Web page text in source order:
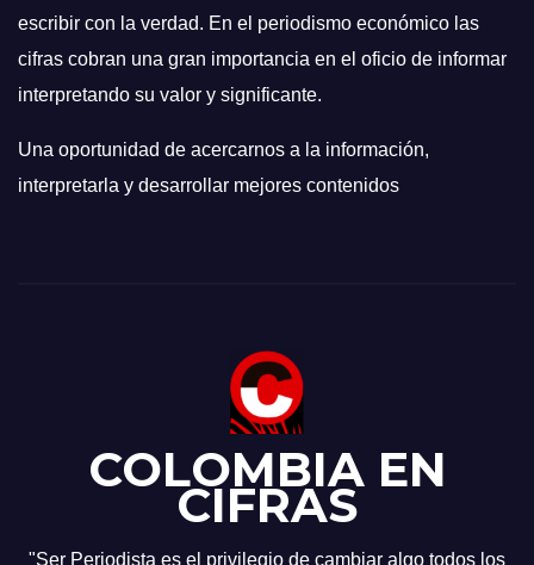
escribir con la verdad. En el periodismo económico las
cifras cobran una gran importancia en el oficio de informar
interpretando su valor y significante.
Una oportunidad de acercarnos a la información,
interpretarla y desarrollar mejores contenidos
COLOMBIA EN
CIFRAS
"Ser Periodista es el privilegio de cambiar algo todos los